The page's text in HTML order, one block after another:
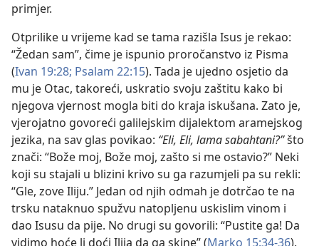
primjer.
Otprilike u vrijeme kad se tama razišla Isus je rekao:
“Žedan sam”, čime je ispunio proročanstvo iz Pisma
(Ivan 19:28; Psalam 22:15). Tada je ujedno osjetio da
mu je Otac, takoreći, uskratio svoju zaštitu kako bi
njegova vjernost mogla biti do kraja iskušana. Zato je,
vjerojatno govoreći galilejskim dijalektom aramejskog
jezika, na sav glas povikao: “Eli, Eli, lama sabahtani?”što
znači: “Bože moj, Bože moj, zašto si me ostavio?” Neki
koji su stajali u blizini krivo su ga razumjeli pa su rekli:
“Gle, zove Iliju.” Jedan od njih odmah je dotrčao te na
trsku nataknuo spužvu natopljenu uskislim vinom i
dao Isusu da pije. No drugi su govorili: “Pustite ga! Da
vidimo hoće li doći Ilija da ga skine” (Marko 15:34-36).